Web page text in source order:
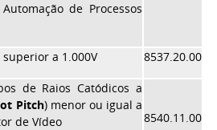
de Processos
a 1.000V 8537.20.00
de Raios Catódicos a
Pitch) menor ou igual a
de Vídeo
8540.11.00